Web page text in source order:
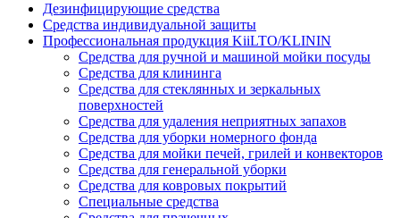
Дезинфицирующие средства
Средства индивидуальной защиты
Профессиональная продукция KiiLTO/KLININ
Средства для ручной и машиной мойки посуды
Средства для клининга
Средства для стеклянных и зеркальных
поверхностей
Средства для удаления неприятных запахов
Средства для уборки номерного фонда
Средства для мойки печей, грилей и конвекторов
Средства для генеральной уборки
Средства для ковровых покрытий
Специальные средства